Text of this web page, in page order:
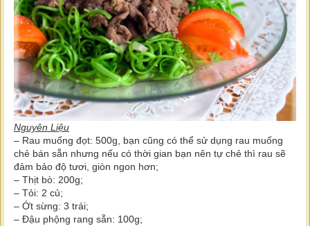
Nguyên Liệu
– Rau muống đọt: 500g, bạn cũng có thể sử dụng rau muống
chẻ bán sẵn nhưng nếu có thời gian bạn nên tự chẻ thì rau sẽ
đảm bảo độ tươi, giòn ngon hơn;
– Thịt bò: 200g;
– Tỏi: 2 củ;
– Ớt sừng: 3 trái;
– Đậu phộng rang sẵn: 100g;